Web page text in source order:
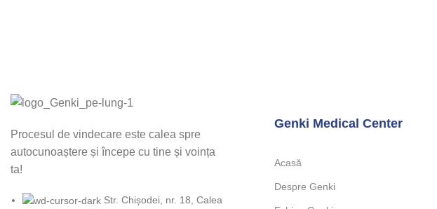
Procesul de vindecare este calea spre
autocunoaștere și începe cu tine și voința
ta!
Str. Chișodei, nr. 18, Calea
Genki Medical Center
Acasă
Despre Genki